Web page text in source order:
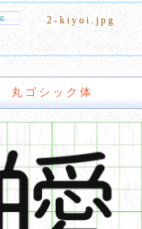
2-kiyoi.jpg
丸ゴシック体